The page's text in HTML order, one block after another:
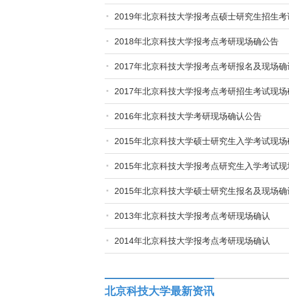
2019年北京科技大学报考点硕士研究生招生
2018年北京科技大学报考点考研现场确公告
2017年北京科技大学报考点考研报名及现场
2017年北京科技大学报考点考研招生考试现场
2016年北京科技大学考研现场确认公告
2015年北京科技大学硕士研究生入学考试现
2015年北京科技大学报考点研究生入学考试
2015年北京科技大学硕士研究生报名及现场确
2013年北京科技大学报考点考研现场确认
2014年北京科技大学报考点考研现场确认
北京科技大学最新资讯